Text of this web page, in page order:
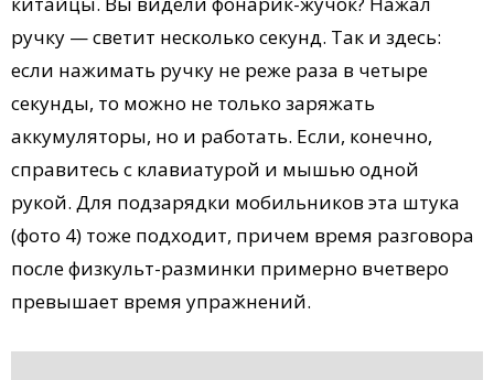
ручку — светит несколько секунд. Так и здесь:
если нажимать ручку не реже раза в четыре
секунды, то можно не только заряжать
аккумуляторы, но и работать. Если, конечно,
справитесь с клавиатурой и мышью одной
рукой. Для подзарядки мобильников эта штука
(фото 4) тоже подходит, причем время разговора
после физкульт-разминки примерно вчетверо
превышает время упражнений.